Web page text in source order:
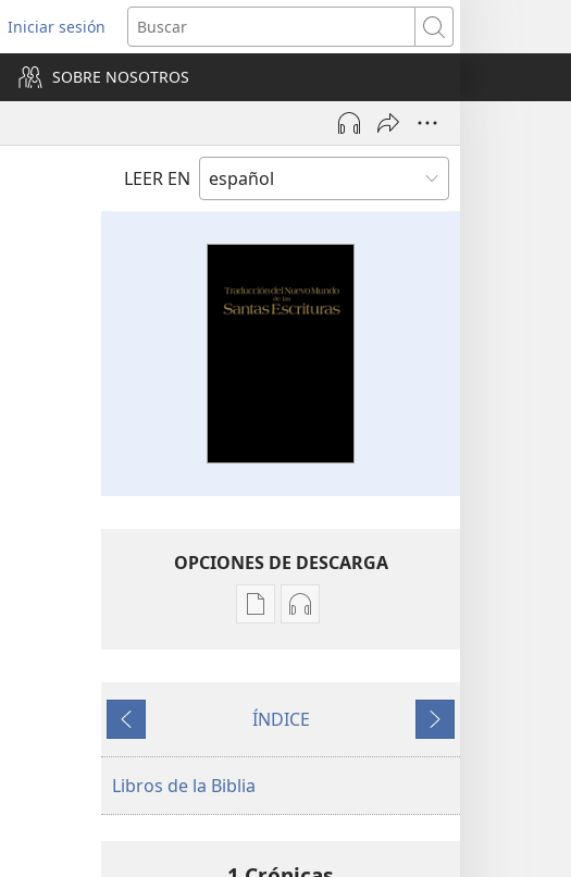
Iniciar sesión
(abre
una
nueva
ventana)
Buscar
SOBRE NOSOTROS
LEER EN
OPCIONES DE DESCARGA
Opciones
publicaciones
Opciones
audio
Anterior
ÍNDICE
Siguiente
Libros de la Biblia